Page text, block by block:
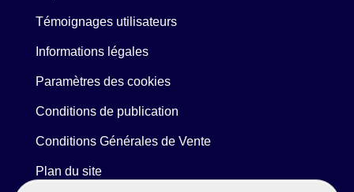
Témoignages utilisateurs
Informations légales
Paramètres des cookies
Conditions de publication
Conditions Générales de Vente
Plan du site